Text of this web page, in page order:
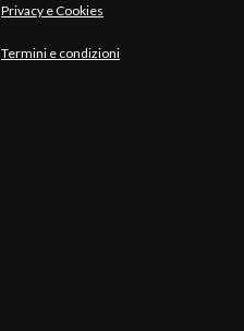
Privacy e Cookies
Termini e condizioni